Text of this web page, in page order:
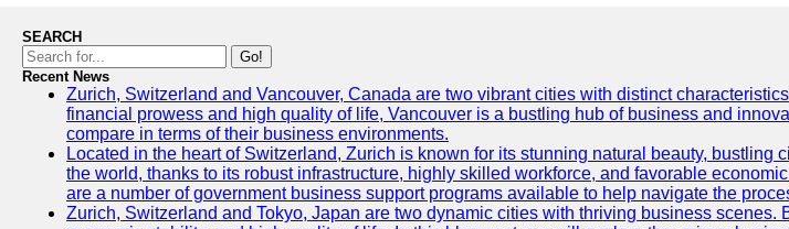
SEARCH
Go!
Recent News
Zurich, Switzerland and Vancouver, Canada are two vibrant cities with distinct
financial prowess and high quality of life, Vancouver is a bustling hub of business and
compare in terms of their business environments.
Located in the heart of Switzerland, Zurich is known for its stunning natural beauty,
the world, thanks to its robust infrastructure, highly skilled workforce, and favorable
are a number of government business support programs available to help navigate the
Zurich, Switzerland and Tokyo, Japan are two dynamic cities with thriving business